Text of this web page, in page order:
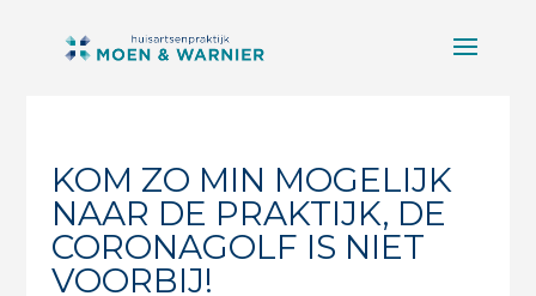
KOM ZO MIN MOGELIJK
NAAR DE PRAKTIJK, DE
CORONAGOLF IS NIET
VOORBIJ!